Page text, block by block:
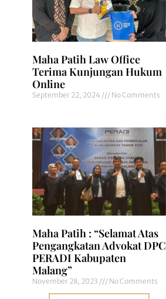
Maha Patih Law Office
Terima Kunjungan Hukum
Online
September 22, 2024 No Comments
Maha Patih : “Selamat Atas
Pengangkatan Advokat DPC
PERADI Kabupaten
Malang”
November 28, 2023 No Comments